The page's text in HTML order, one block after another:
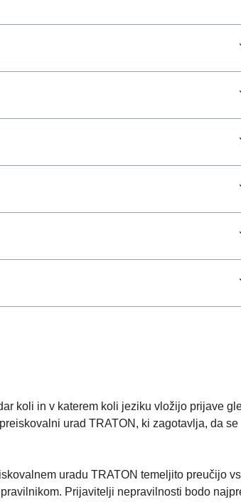
koli in v katerem koli jeziku vložijo prijave
urad TRATON, ki zagotavlja, da se
uradu TRATON temeljito preučijo
Prijavitelji nepravilnosti bodo